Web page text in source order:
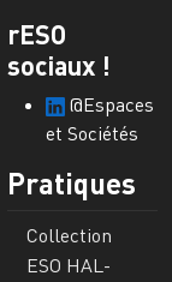
rESO
sociaux !
@Espaces
et Sociétés
Pratiques
Collection
ESO HAL-